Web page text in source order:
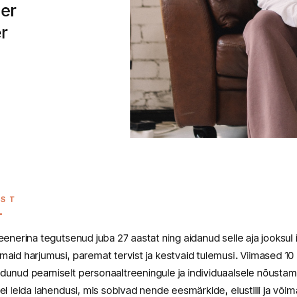
tegutsenud juba 27 aastat ning aidanud selle aja jooksul
harjumusi, paremat tervist ja kestvaid tulemusi. Viimased
peamiselt personaaltreeningule ja individuaalsele
leida lahendusi, mis sobivad nende eesmärkide, elustiili ja